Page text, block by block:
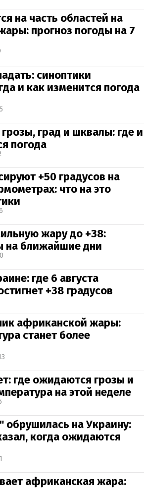
на часть областей на
прогноз погоды на 7
синоптики
и как изменится погода
град и шквалы: где и
погода
+50 градусов на
что на это
жару до +38:
на ближайшие дни
где 6 августа
+38 градусов
африканской жары:
станет более
где ожидаются грозы и
на этой неделе
обрушилась на Украину:
когда ожидаются
африканская жара: